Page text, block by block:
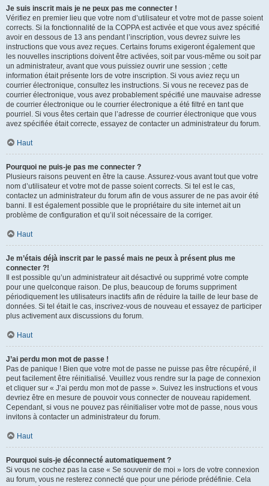
Je suis inscrit mais je ne peux pas me connecter !
Vérifiez en premier lieu que votre nom d’utilisateur et votre mot de passe soient
corrects. Si la fonctionnalité de la COPPA est activée et que vous avez spécifié
avoir en dessous de 13 ans pendant l’inscription, vous devrez suivre les
instructions que vous avez reçues. Certains forums exigeront également que
les nouvelles inscriptions doivent être activées, soit par vous-même ou soit par
un administrateur, avant que vous puissiez ouvrir une session ; cette
information était présente lors de votre inscription. Si vous aviez reçu un
courrier électronique, consultez les instructions. Si vous ne recevez pas de
courrier électronique, vous avez probablement spécifié une mauvaise adresse
de courrier électronique ou le courrier électronique a été filtré en tant que
pourriel. Si vous êtes certain que l’adresse de courrier électronique que vous
avez spécifiée était correcte, essayez de contacter un administrateur du forum.
Haut
Pourquoi ne puis-je pas me connecter ?
Plusieurs raisons peuvent en être la cause. Assurez-vous avant tout que votre
nom d’utilisateur et votre mot de passe soient corrects. Si tel est le cas,
contactez un administrateur du forum afin de vous assurer de ne pas avoir été
banni. Il est également possible que le propriétaire du site internet ait un
problème de configuration et qu’il soit nécessaire de la corriger.
Haut
Je m’étais déjà inscrit par le passé mais ne peux à présent plus me
connecter ?!
Il est possible qu’un administrateur ait désactivé ou supprimé votre compte
pour une quelconque raison. De plus, beaucoup de forums suppriment
périodiquement les utilisateurs inactifs afin de réduire la taille de leur base de
données. Si tel était le cas, inscrivez-vous de nouveau et essayez de participer
plus activement aux discussions du forum.
Haut
J’ai perdu mon mot de passe !
Pas de panique ! Bien que votre mot de passe ne puisse pas être récupéré, il
peut facilement être réinitialisé. Veuillez vous rendre sur la page de connexion
et cliquer sur « J’ai perdu mon mot de passe ». Suivez les instructions et vous
devriez être en mesure de pouvoir vous connecter de nouveau rapidement.
Cependant, si vous ne pouvez pas réinitialiser votre mot de passe, nous vous
invitons à contacter un administrateur du forum.
Haut
Pourquoi suis-je déconnecté automatiquement ?
Si vous ne cochez pas la case « Se souvenir de moi » lors de votre connexion
au forum, vous ne resterez connecté que pour une période prédéfinie. Cela